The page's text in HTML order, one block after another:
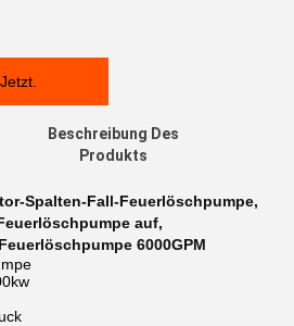
Beschreibung Des
Produkts
Spalten-Fall-Feuerlöschpumpe,
auf,
6000GPM